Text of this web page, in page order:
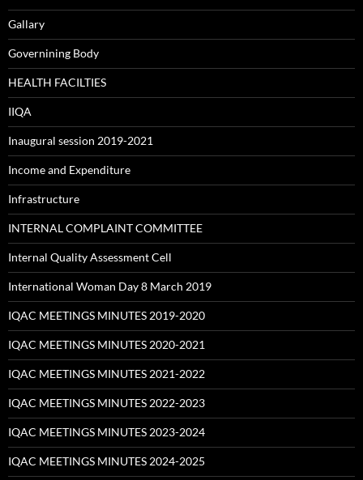
Gallary
Governining Body
HEALTH FACILTIES
IIQA
Inaugural session 2019-2021
Income and Expenditure
Infrastructure
INTERNAL COMPLAINT COMMITTEE
Internal Quality Assessment Cell
International Woman Day 8 March 2019
IQAC MEETINGS MINUTES 2019-2020
IQAC MEETINGS MINUTES 2020-2021
IQAC MEETINGS MINUTES 2021-2022
IQAC MEETINGS MINUTES 2022-2023
IQAC MEETINGS MINUTES 2023-2024
IQAC MEETINGS MINUTES 2024-2025